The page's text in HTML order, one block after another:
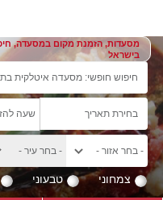
מסעדות, הזמנת מקום במסעדה,
בישראל
צמחוני טבעוני